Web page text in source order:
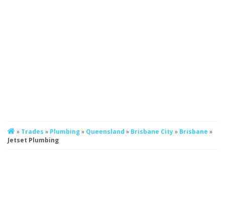
» Trades » Plumbing» Queensland » Brisbane City» Brisbane »
Jetset Plumbing